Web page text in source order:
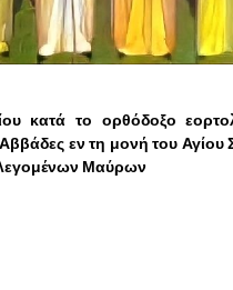
κατά το ορθόδοξο
Αββάδες εν τη μονή του Αγίου
λεγομένων Μαύρων